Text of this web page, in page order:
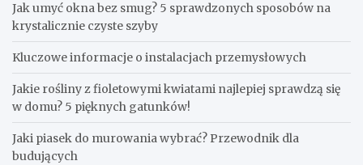
Jak umyć okna bez smug? 5 sprawdzonych sposobów na
krystalicznie czyste szyby
Kluczowe informacje o instalacjach przemysłowych
Jakie rośliny z fioletowymi kwiatami najlepiej sprawdzą się
w domu? 5 pięknych gatunków!
Jaki piasek do murowania wybrać? Przewodnik dla
budujących